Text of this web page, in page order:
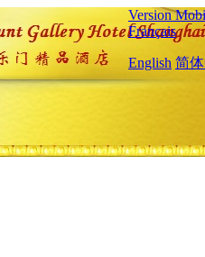
Version
Français
English 简